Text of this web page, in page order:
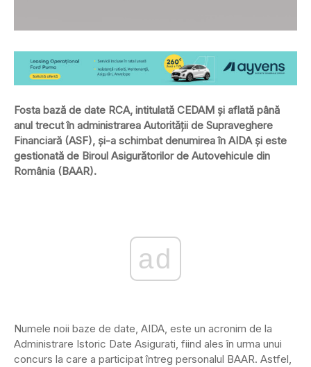
Fosta bază de date RCA, intitulată CEDAM şi aflată până
anul trecut în administrarea Autorităţii de Supraveghere
Financiară (ASF), şi-a schimbat denumirea în AIDA şi este
gestionată de Biroul Asigurătorilor de Autovehicule din
România (BAAR).
ad
Numele noii baze de date, AIDA, este un acronim de la
Administrare Istoric Date Asigurati, fiind ales în urma unui
concurs la care a participat întreg personalul BAAR. Astfel,